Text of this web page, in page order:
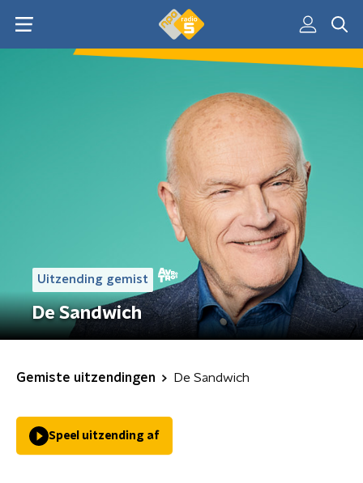
Uitzending gemist
De Sandwich
Gemiste uitzendingen De Sandwich
Speel uitzending af